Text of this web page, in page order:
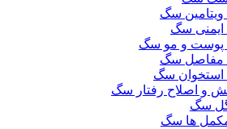
ویتامین سگ
ایمنی سگ
پوست و مو سگ
مفاصل سگ
استخوان سگ
و اصلاح رفتار سگ
سگ
ها سگ